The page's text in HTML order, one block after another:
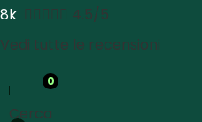
8k  4.5/5
Vedi tutte le recensioni
0
Cerca